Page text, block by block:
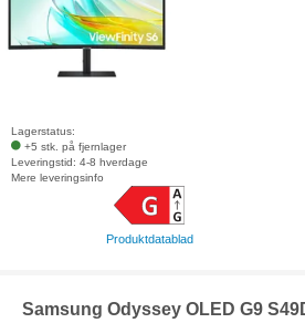
Lagerstatus:
+5 stk. på fjernlager
Leveringstid: 4-8 hverdage
Mere leveringsinfo
Produktdatablad
Samsung Odyssey OLED G9